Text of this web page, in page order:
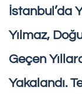
İstanbul’da
Yılmaz,
Geçen
Yakalandı.